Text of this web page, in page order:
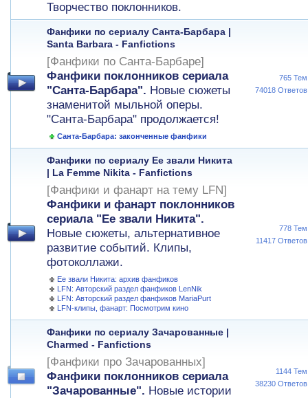
Творчество поклонников.
Фанфики по сериалу Санта-Барбара |
Santa Barbara - Fanfictions
[Фанфики по Санта-Барбаре]
Фанфики поклонников сериала
"Санта-Барбара". Новые сюжеты
знаменитой мыльной оперы.
"Санта-Барбара" продолжается!
Санта-Барбара: законченные фанфики
765 Тем
74018 Ответов
Фанфики по сериалу Ее звали Никита
| La Femme Nikita - Fanfictions
[Фанфики и фанарт на тему LFN]
Фанфики и фанарт поклонников
сериала "Ее звали Никита".
Новые сюжеты, альтернативное
развитие событий. Клипы,
фотоколлажи.
Ее звали Никита: архив фанфиков
LFN: Авторский раздел фанфиков LenNik
LFN: Авторский раздел фанфиков MariaPurt
LFN-клипы, фанарт: Посмотрим кино
778 Тем
11417 Ответов
Фанфики по сериалу Зачарованные |
Charmed - Fanfictions
[Фанфики про Зачарованных]
Фанфики поклонников сериала
"Зачарованные". Новые истории
1144 Тем
38230 Ответов